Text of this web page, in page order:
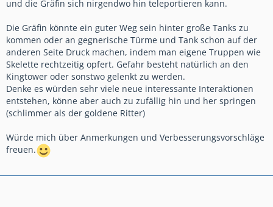
und die Gräfin sich nirgendwo hin teleportieren kann.
Die Gräfin könnte ein guter Weg sein hinter große Tanks zu
kommen oder an gegnerische Türme und Tank schon auf der
anderen Seite Druck machen, indem man eigene Truppen wie
Skelette rechtzeitig opfert. Gefahr besteht natürlich an den
Kingtower oder sonstwo gelenkt zu werden.
Denke es würden sehr viele neue interessante Interaktionen
entstehen, könne aber auch zu zufällig hin und her springen
(schlimmer als der goldene Ritter)
Würde mich über Anmerkungen und Verbesserungsvorschläge
freuen.